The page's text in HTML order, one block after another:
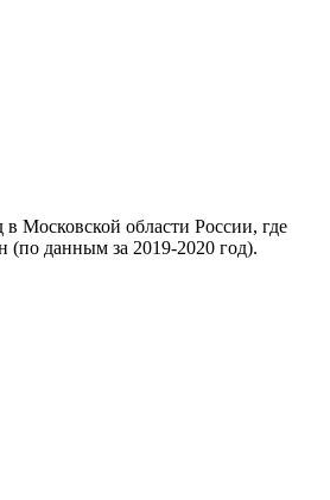
Московской области России, где
(по данным за 2019-2020 год).